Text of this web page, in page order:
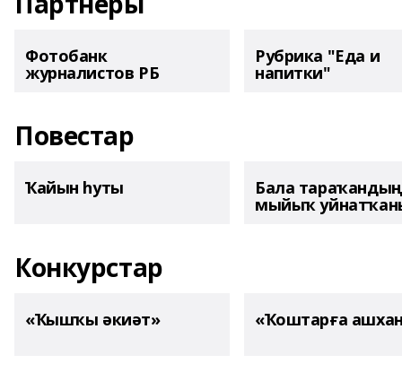
Фотобанк
журналистов РБ
Рубрика "Еда и
напитки"
Повестар
Ҡайын һуты Бала тараҡандың
мыйыҡ
Конкурстар
«Ҡышҡы әкиәт» «Ҡоштарға